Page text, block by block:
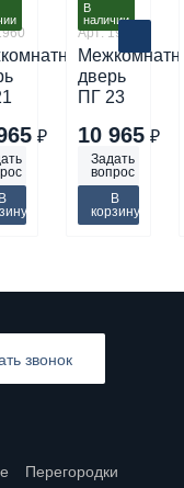
₽
В
В
наличии
Эмаль
Арт: 1963
дверь
ПГ 23
10 965 ₽
Задать
вопрос
В
корзину
Перегородки
звонок